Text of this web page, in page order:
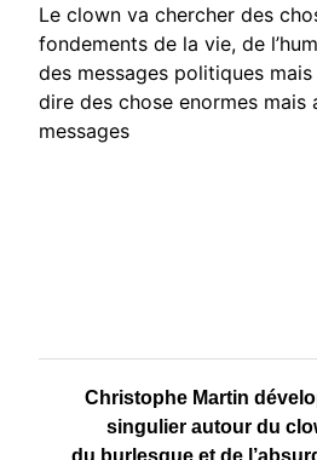
Le clown va chercher des
fondements de la vie, de
des messages politiques mais
dire des chose enormes mais
messages
Christophe Martin
singulier autour du
du burlesque et de